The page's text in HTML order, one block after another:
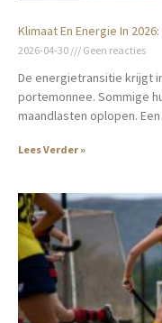
Klimaat En Energie In
2026-04-30 Geen reacties
De energietransitie krijgt
portemonnee. Sommige
maandlasten oplopen.
Lees Verder »